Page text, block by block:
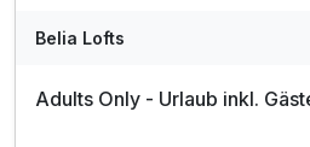
Belia Lofts
Adults Only - Urlaub inkl.